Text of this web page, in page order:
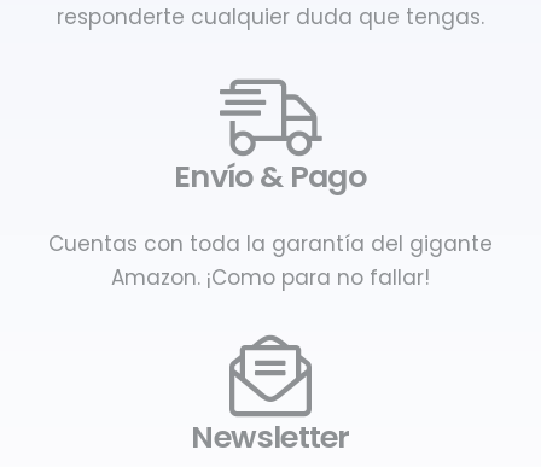
responderte cualquier duda que tengas.
Envío & Pago
Cuentas con toda la garantía del gigante
Amazon. ¡Como para no fallar!
Newsletter